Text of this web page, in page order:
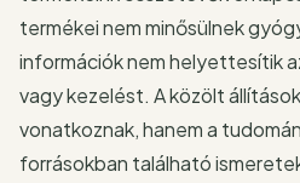
termékei nem minősülnek
információk nem helyettesítik
vagy kezelést. A közölt
vonatkoznak, hanem a
forrásokban található